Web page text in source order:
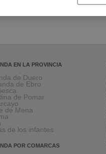
EN LA PROVINCIA
de Duero
de Ebro
de Pomar
de Mena
de los infantes
POR COMARCAS